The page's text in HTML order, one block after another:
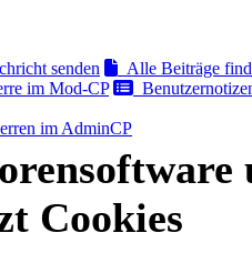
senden
Alle Beiträge
im Mod-CP
im AdminCP
Cookies